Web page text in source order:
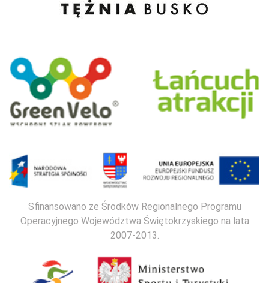
Sfinansowano ze Środków Regionalnego Programu
Operacyjnego Województwa Świętokrzyskiego na lata
2007-2013.